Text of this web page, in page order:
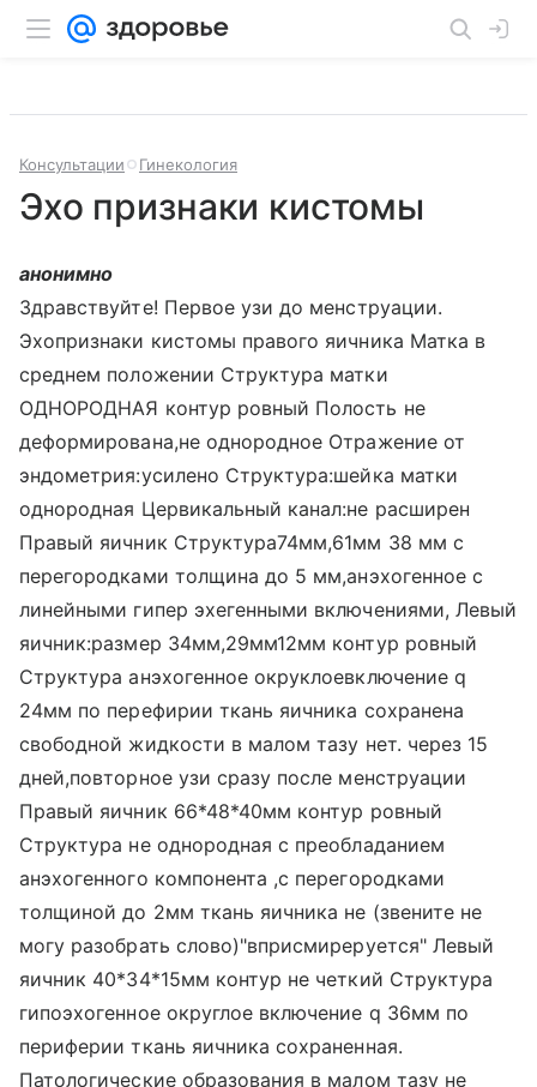
Консультации Гинекология
Эхо признаки кистомы
анонимно
Здравствуйте! Первое узи до менструации.
Эхопризнаки кистомы правого яичника Матка в
среднем положении Структура матки
ОДНОРОДНАЯ контур ровный Полость не
деформирована,не однородное Отражение от
эндометрия:усилено Структура:шейка матки
однородная Цервикальный канал:не расширен
Правый яичник Структура74мм,61мм 38 мм с
перегородками толщина до 5 мм,анэхогенное с
линейными гипер эхегенными включениями, Левый
яичник:размер 34мм,29мм12мм контур ровный
Структура анэхогенное окруклоевключение q
24мм по перефирии ткань яичника сохранена
свободной жидкости в малом тазу нет. через 15
дней,повторное узи сразу после менструации
Правый яичник 66*48*40мм контур ровный
Структура не однородная с преобладанием
анэхогенного компонента ,с перегородками
толщиной до 2мм ткань яичника не (звените не
могу разобрать слово)"вприсмиреруется" Левый
яичник 40*34*15мм контур не четкий Структура
гипоэхогенное округлое включение q 36мм по
периферии ткань яичника сохраненная.
Патологические образования в малом тазу не